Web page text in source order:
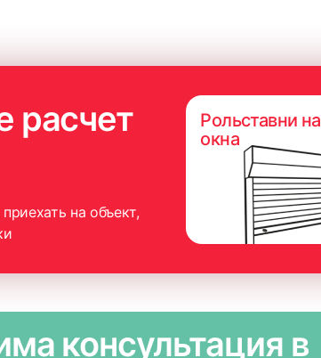
расчет
на объект,
Рольставни на
окна
консультация в